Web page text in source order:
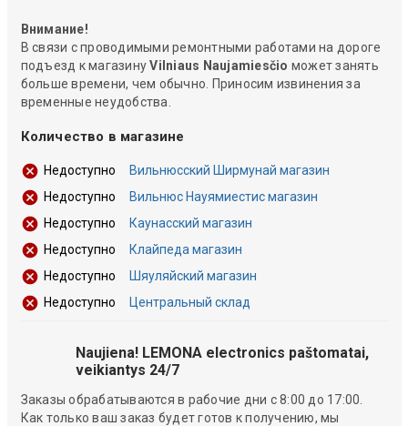
Внимание!
В связи с проводимыми ремонтными работами на дороге
подъезд к магазинуVilniaus Naujamiesčio может занять
больше времени, чем обычно. Приносим извинения за
временные неудобства.
Количество в магазине
Недоступно
Вильнюсский Ширмунай магазин
Недоступно
Вильнюс Науямиестис магазин
Недоступно
Каунасский магазин
Недоступно
Клайпеда магазин
Недоступно
Шяуляйский магазин
Недоступно
Центральный склад
Naujiena! LEMONA electronics paštomatai,
veikiantys 24/7
Заказы обрабатываются в рабочие дни с 8:00 до 17:00.
Как только ваш заказ будет готов к получению, мы